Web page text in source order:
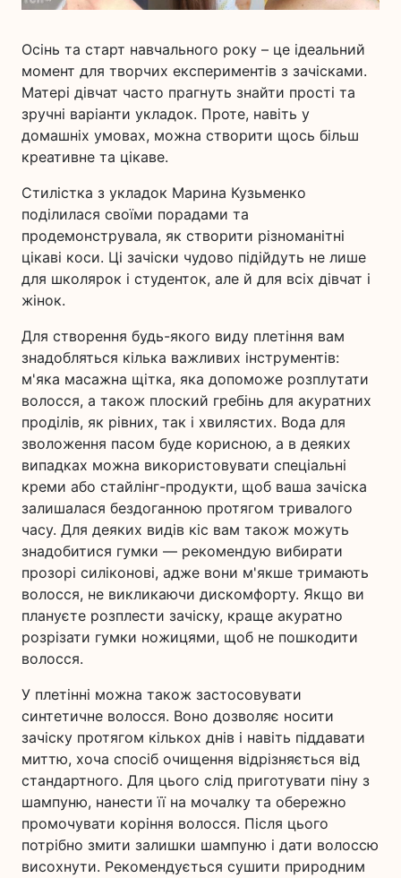
Осінь та старт навчального року – це ідеальний
момент для творчих експериментів з зачісками.
Матері дівчат часто прагнуть знайти прості та
зручні варіанти укладок. Проте, навіть у
домашніх умовах, можна створити щось більш
креативне та цікаве.
Стилістка з укладок Марина Кузьменко
поділилася своїми порадами та
продемонструвала, як створити різноманітні
цікаві коси. Ці зачіски чудово підійдуть не лише
для школярок і студенток, але й для всіх дівчат і
жінок.
Для створення будь-якого виду плетіння вам
знадобляться кілька важливих інструментів:
м'яка масажна щітка, яка допоможе розплутати
волосся, а також плоский гребінь для акуратних
проділів, як рівних, так і хвилястих. Вода для
зволоження пасом буде корисною, а в деяких
випадках можна використовувати спеціальні
креми або стайлінг-продукти, щоб ваша зачіска
залишалася бездоганною протягом тривалого
часу. Для деяких видів кіс вам також можуть
знадобитися гумки — рекомендую вибирати
прозорі силіконові, адже вони м'якше тримають
волосся, не викликаючи дискомфорту. Якщо ви
плануєте розплести зачіску, краще акуратно
розрізати гумки ножицями, щоб не пошкодити
волосся.
У плетінні можна також застосовувати
синтетичне волосся. Воно дозволяє носити
зачіску протягом кількох днів і навіть піддавати
миттю, хоча спосіб очищення відрізняється від
стандартного. Для цього слід приготувати піну з
шампуню, нанести її на мочалку та обережно
промочувати коріння волосся. Після цього
потрібно змити залишки шампуню і дати волоссю
висохнути. Рекомендується сушити природним